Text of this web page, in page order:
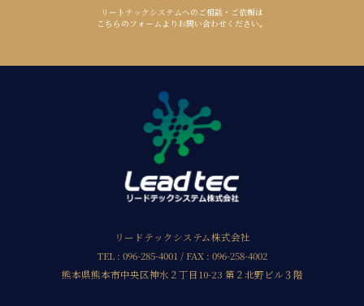
リートテックシステムへのご相談・ご依頼は
こちらのフォームよりお問い合わせください。
リードテックシステム株式会社
TEL : 096-285-4001 / FAX : 096-258-4002
熊本県熊本市中央区神水２丁目10-23 第２北野ビル３階